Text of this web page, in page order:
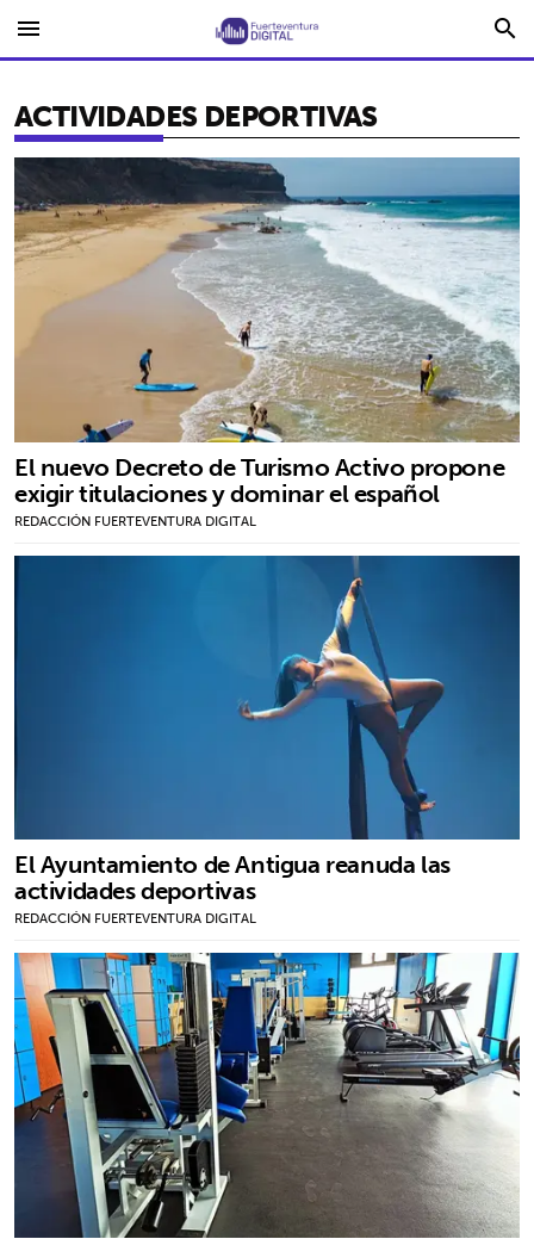
menu search
ACTIVIDADES DEPORTIVAS
El nuevo Decreto de Turismo Activo propone
exigir titulaciones y dominar el español
REDACCIÓN FUERTEVENTURA DIGITAL
El Ayuntamiento de Antigua reanuda las
actividades deportivas
REDACCIÓN FUERTEVENTURA DIGITAL